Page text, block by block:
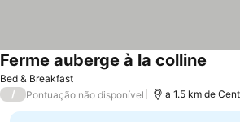
Bed & Breakfast
Ferme auberge à la colline
/ Pontuação não disponível a 1.5 km de